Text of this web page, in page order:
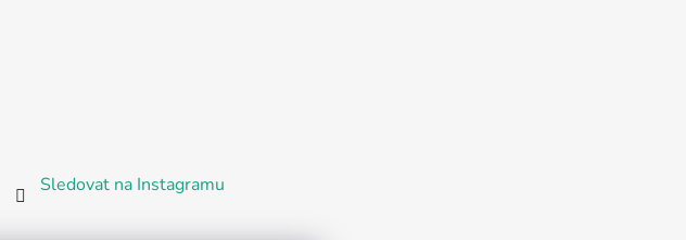
Sledovat na Instagramu